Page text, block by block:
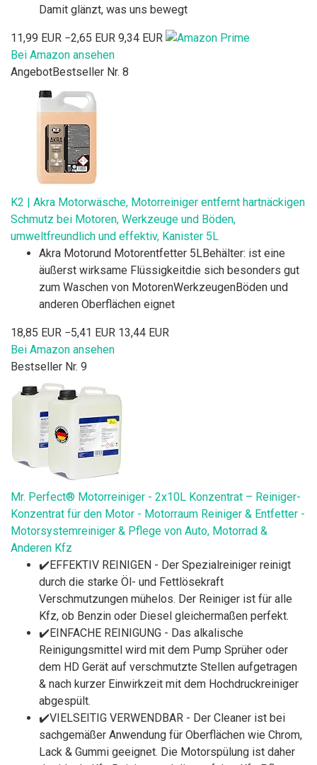
Damit glänzt, was uns bewegt
11,99 EUR −2,65 EUR 9,34 EUR
Bei Amazon ansehen
AngebotBestseller Nr. 8
K2 | Akra Motorwäsche, Motorreiniger entfernt hartnäckigen
Schmutz bei Motoren, Werkzeuge und Böden,
umweltfreundlich und effektiv, Kanister 5L
Akra Motorund Motorentfetter 5LBehälter: ist eine
äußerst wirksame Flüssigkeitdie sich besonders gut
zum Waschen von MotorenWerkzeugenBöden und
anderen Oberflächen eignet
18,85 EUR −5,41 EUR 13,44 EUR
Bei Amazon ansehen
Bestseller Nr. 9
Mr. Perfect® Motorreiniger - 2x10L Konzentrat – Reiniger-
Konzentrat für den Motor - Motorraum Reiniger & Entfetter -
Motorsystemreiniger & Pflege von Auto, Motorrad &
Anderen Kfz
✔️EFFEKTIV REINIGEN - Der Spezialreiniger reinigt
durch die starke Öl- und Fettlösekraft
Verschmutzungen mühelos. Der Reiniger ist für alle
Kfz, ob Benzin oder Diesel gleichermaßen perfekt.
✔️EINFACHE REINIGUNG - Das alkalische
Reinigungsmittel wird mit dem Pump Sprüher oder
dem HD Gerät auf verschmutzte Stellen aufgetragen
& nach kurzer Einwirkzeit mit dem Hochdruckreiniger
abgespült.
✔️VIELSEITIG VERWENDBAR - Der Cleaner ist bei
sachgemäßer Anwendung für Oberflächen wie Chrom,
Lack & Gummi geeignet. Die Motorspülung ist daher